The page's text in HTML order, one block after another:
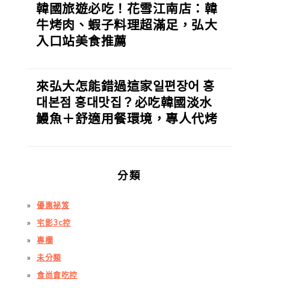
韓國旅遊必吃！花雪江南店：韓
牛烤肉、蝦子料理超滿足，弘大
入口站美食推薦
來弘大怎能錯過這家일편장어 홍
대본점 홍대맛집？必吃韓國淡水
鰻魚＋舒適用餐環境，專人代烤
分類
優惠祕笈
宅影3c控
專欄
未分類
食尚貪吃控